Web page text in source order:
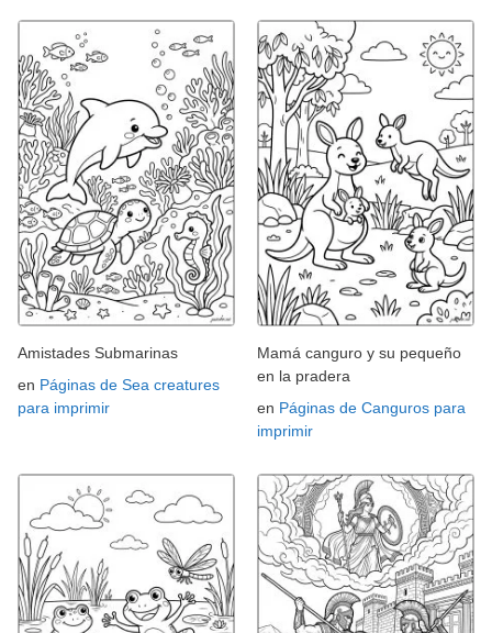
Amistades Submarinas
en Páginas de Sea creatures
para imprimir
Mamá canguro y su pequeño
en la pradera
en Páginas de Canguros para
imprimir